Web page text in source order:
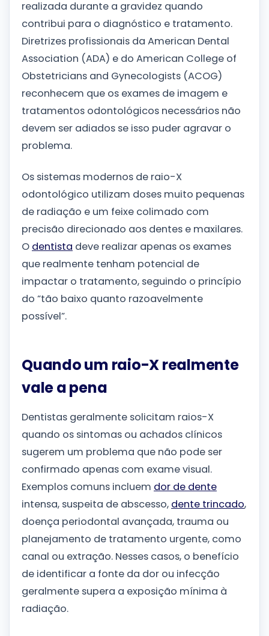
realizada durante a gravidez quando
contribui para o diagnóstico e tratamento.
Diretrizes profissionais da American Dental
Association (ADA) e do American College of
Obstetricians and Gynecologists (ACOG)
reconhecem que os exames de imagem e
tratamentos odontológicos necessários não
devem ser adiados se isso puder agravar o
problema.
Os sistemas modernos de raio-X
odontológico utilizam doses muito pequenas
de radiação e um feixe colimado com
precisão direcionado aos dentes e maxilares.
O dentista deve realizar apenas os exames
que realmente tenham potencial de
impactar o tratamento, seguindo o princípio
do “tão baixo quanto razoavelmente
possível”.
Quando um raio-X realmente
vale a pena
Dentistas geralmente solicitam raios-X
quando os sintomas ou achados clínicos
sugerem um problema que não pode ser
confirmado apenas com exame visual.
Exemplos comuns incluem dor de dente
intensa, suspeita de abscesso, dente trincado,
doença periodontal avançada, trauma ou
planejamento de tratamento urgente, como
canal ou extração. Nesses casos, o benefício
de identificar a fonte da dor ou infecção
geralmente supera a exposição mínima à
radiação.